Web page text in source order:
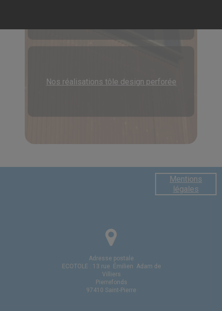
Nos réalisations tôle design perforée
Mentions
légales
Adresse postale
ECOTOLE : 13 rue
Émilien Adam de
Villiers
Pierrefonds
97410 Saint-Pierre